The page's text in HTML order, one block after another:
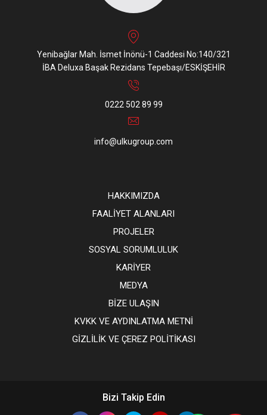
Yenibağlar Mah. İsmet İnönü-1 Caddesi No:140/321
İBA Deluxa Başak Rezidans Tepebaşı/ESKİŞEHİR
0222 502 89 99
info@ulkugroup.com
HAKKIMIZDA
FAALİYET ALANLARI
PROJELER
SOSYAL SORUMLULUK
KARİYER
MEDYA
BİZE ULAŞIN
KVKK VE AYDINLATMA METNİ
GİZLİLİK VE ÇEREZ POLİTİKASI
Bizi Takip Edin